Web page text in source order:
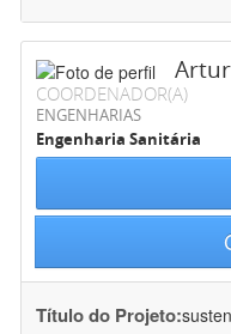
COORDENADOR(A)
ENGENHARIAS
Engenharia Sanitária
Título do Projeto: